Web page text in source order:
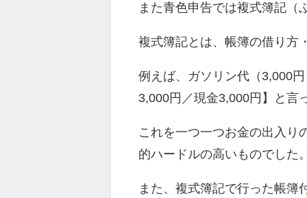
また青色申告では複式簿記（
複式簿記とは、帳簿の借り方
例えば、ガソリン代（3,000
3,000円／現金3,000円】と言
これを一つ一つお金の出入り
的ハードルの高いものでした。
また、複式簿記で行った帳簿